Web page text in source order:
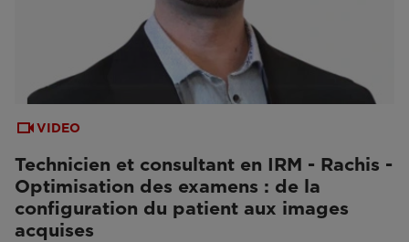
VIDEO
Technicien et consultant en IRM - Rachis -
Optimisation des examens : de la
configuration du patient aux images
acquises